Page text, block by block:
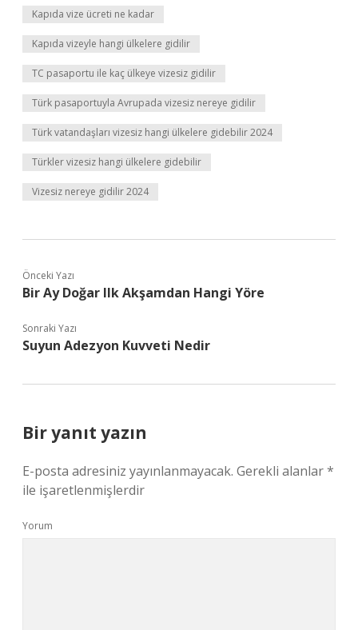
Kapıda vize ücreti ne kadar
Kapıda vizeyle hangi ülkelere gidilir
TC pasaportu ile kaç ülkeye vizesiz gidilir
Türk pasaportuyla Avrupada vizesiz nereye gidilir
Türk vatandaşları vizesiz hangi ülkelere gidebilir 2024
Türkler vizesiz hangi ülkelere gidebilir
Vizesiz nereye gidilir 2024
Önceki Yazı
Bir Ay Doğar Ilk Akşamdan Hangi Yöre
Sonraki Yazı
Suyun Adezyon Kuvveti Nedir
Bir yanıt yazın
E-posta adresiniz yayınlanmayacak. Gerekli alanlar*
ile işaretlenmişlerdir
Yorum